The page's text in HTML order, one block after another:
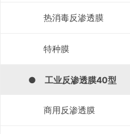
热消毒反渗透膜
特种膜
● 工业反渗透膜40型
商用反渗透膜